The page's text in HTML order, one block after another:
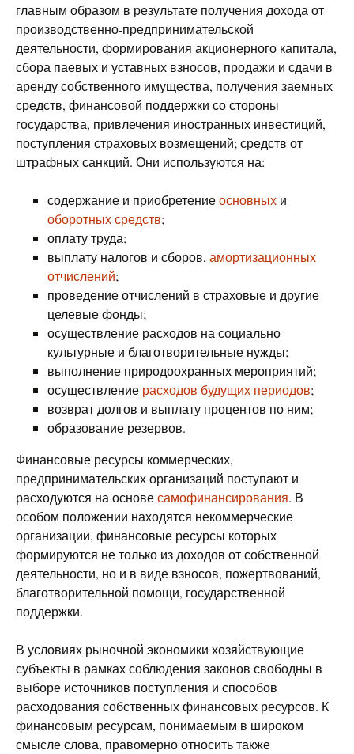
главным образом в результате получения дохода от
производственно-предпринимательской
деятельности, формирования акционерного капитала,
сбора паевых и уставных взносов, продажи и сдачи в
аренду собственного имущества, получения заемных
средств, финансовой поддержки со стороны
государства, привлечения иностранных инвестиций,
поступления страховых возмещений; средств от
штрафных санкций. Они используются на:
содержание и приобретениеосновных и
оборотных средств;
оплату труда;
выплату налогов и сборов, амортизационных
отчислений;
проведение отчислений в страховые и другие
целевые фонды;
осуществление расходов на социально-
культурные и благотворительные нужды;
выполнение природоохранных мероприятий;
осуществление расходов будущих периодов;
возврат долгов и выплату процентов по ним;
образование резервов.
Финансовые ресурсы коммерческих,
предпринимательских организаций поступают и
расходуются на основесамофинансирования. В
особом положении находятся некоммерческие
организации, финансовые ресурсы которых
формируются не только из доходов от собственной
деятельности, но и в виде взносов, пожертвований,
благотворительной помощи, государственной
поддержки.
В условиях рыночной экономики хозяйствующие
субъекты в рамках соблюдения законов свободны в
выборе источников поступления и способов
расходования собственных финансовых ресурсов. К
финансовым ресурсам, понимаемым в широком
смысле слова, правомерно относить также